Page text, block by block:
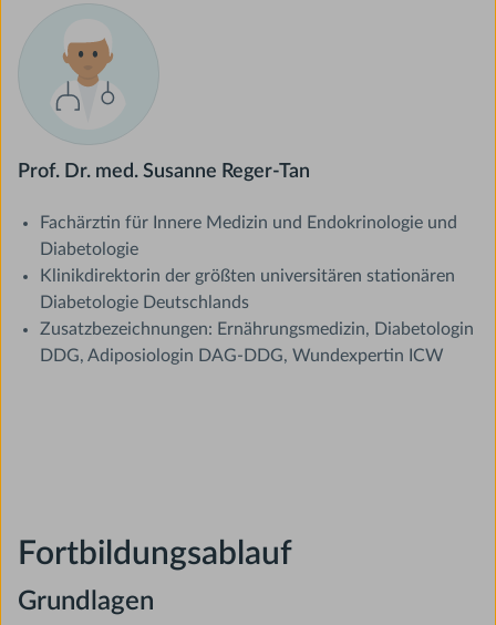
Prof. Dr. med. Susanne Reger-Tan
Fachärztin für Innere Medizin und Endokrinologie und
Diabetologie
Klinikdirektorin der größten universitären stationären
Diabetologie Deutschlands
Zusatzbezeichnungen: Ernährungsmedizin, Diabetologin
DDG, Adiposiologin DAG-DDG, Wundexpertin ICW
Fortbildungsablauf
Grundlagen